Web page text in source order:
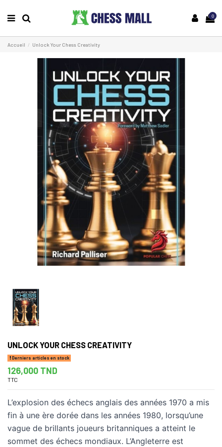
0
Accueil Unlock Your Chess Creativity
UNLOCK YOUR CHESS CREATIVITY
Derniers articles en stock
126,000 TND
TTC
L’explosion des échecs anglais des années 1970 a mis
fin à une ère dorée dans les années 1980, lorsqu’une
vague de brillants joueurs britanniques a atteint le
sommet des échecs mondiaux. L’Angleterre est